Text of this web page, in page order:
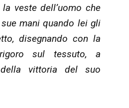
veste dell’uomo che
mani quando lei gli
disegnando con la
sul tessuto, a
della vittoria del suo